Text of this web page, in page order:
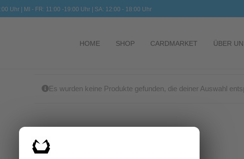
Uhr | MI - FR: 11:00 -19:00 Uhr | SA: 12:00 - 18:00 Uhr
HOME SHOP CARDMARKET ÜBER
Es wurden keine Produkte gefunden, die deiner Auswahl